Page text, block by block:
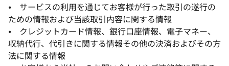
⦁ サービスの利用を通じてお客様が行った取引の遂行の
ための情報および当該取引内容に関する情報
⦁ クレジットカード情報、銀行口座情報、電子マネー、
収納代行、代引きに関する情報その他の決済およびその方
法に関する情報